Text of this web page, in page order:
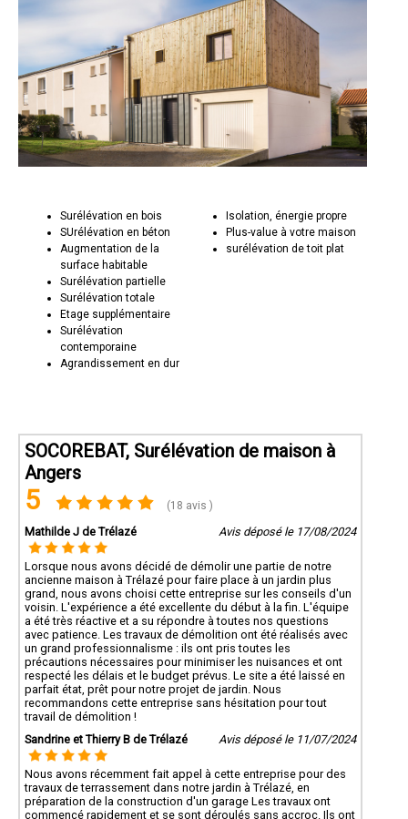
Surélévation en bois
SUrélévation en béton
Augmentation de la
surface habitable
Surélévation partielle
Surélévation totale
Etage supplémentaire
Surélévation
contemporaine
Agrandissement en dur
Isolation, énergie propre
Plus-value à votre maison
surélévation de toit plat
SOCOREBAT, Surélévation de maison à
Angers
5 (18 avis )
Mathilde J de Trélazé Avis déposé le 17/08/2024
Lorsque nous avons décidé de démolir une partie de notre
ancienne maison à Trélazé pour faire place à un jardin plus
grand, nous avons choisi cette entreprise sur les conseils d'un
voisin. L'expérience a été excellente du début à la fin. L'équipe
a été très réactive et a su répondre à toutes nos questions
avec patience. Les travaux de démolition ont été réalisés avec
un grand professionnalisme : ils ont pris toutes les
précautions nécessaires pour minimiser les nuisances et ont
respecté les délais et le budget prévus. Le site a été laissé en
parfait état, prêt pour notre projet de jardin. Nous
recommandons cette entreprise sans hésitation pour tout
travail de démolition !
Sandrine et Thierry B de Trélazé
Avis déposé le 11/07/2024
Nous avons récemment fait appel à cette entreprise pour des
travaux de terrassement dans notre jardin à Trélazé, en
préparation de la construction d'un garage Les travaux ont
commencé rapidement et se sont déroulés sans accroc. Ils ont